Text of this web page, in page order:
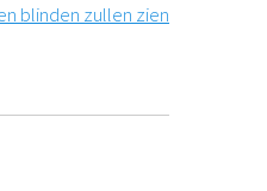
blinden zullen zien